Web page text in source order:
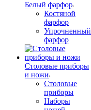
Белый фарфор
Костяной
фарфор
Упрочненный
фарфор
Столовые приборы
и ножи
Столовые
приборы
Наборы